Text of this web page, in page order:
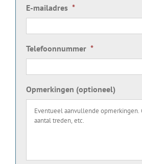
E-mailadres *
Telefoonnummer *
Opmerkingen (optioneel)